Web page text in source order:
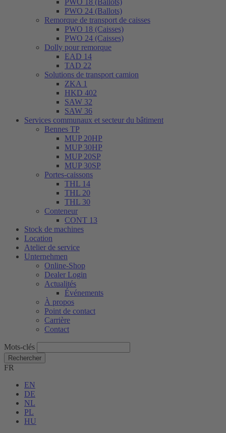
PWO 24 (Ballots)
Remorque de transport de caisses
PWO 18 (Caisses)
PWO 24 (Caisses)
Dolly pour remorque
EAD 14
TAD 22
Solutions de transport camion
ZKA 1
HKD 402
SAW 32
SAW 36
Services communaux et secteur du bâtiment
Bennes TP
MUP 20HP
MUP 30HP
MUP 20SP
MUP 30SP
Portes-caissons
THL 14
THL 20
THL 30
Conteneur
CONT 13
Stock de machines
Location
Atelier de service
Unternehmen
Online-Shop
Dealer Login
Actualités
Événements
À propos
Point de contact
Carrière
Contact
Mots-clés
Rechercher
FR
EN
DE
NL
PL
HU